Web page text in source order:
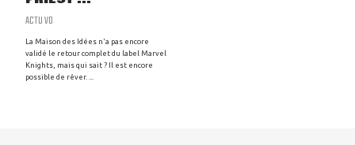
ACTU VO
La Maison des Idées n'a pas encore
validé le retour complet du label Marvel
Knights, mais qui sait ? Il est encore
possible de rêver. ...